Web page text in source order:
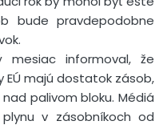
bude pravdepodobne
mesiac informoval, že
majú dostatok zásob,
palivom bloku. Médiá
v zásobníkoch od